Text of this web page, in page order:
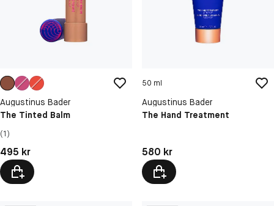
Augustinus Bader
The Tinted Balm
(1)
Pris: 495 kr
495 kr
50 ml
Augustinus Bader
The Hand Treatment
Pris: 580 kr
580 kr